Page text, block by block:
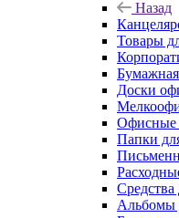
Назад
Товары
Доски
Офисные
Папки
Средства
Альбомы